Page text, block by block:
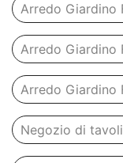
Arredo Giardino
Arredo Giardino
Arredo Giardino
Negozio di